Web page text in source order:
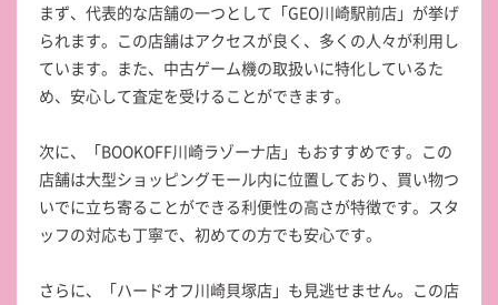
まず、代表的な店舗の一つとして「GEO川崎駅前店」が挙げ
られます。この店舗はアクセスが良く、多くの人々が利用し
ています。また、中古ゲーム機の取扱いに特化しているた
め、安心して査定を受けることができます。
次に、「BOOKOFF川崎ラゾーナ店」もおすすめです。この
店舗は大型ショッピングモール内に位置しており、買い物つ
いでに立ち寄ることができる利便性の高さが特徴です。スタ
ッフの対応も丁寧で、初めての方でも安心です。
さらに、「ハードオフ川崎貝塚店」も見逃せません。この店